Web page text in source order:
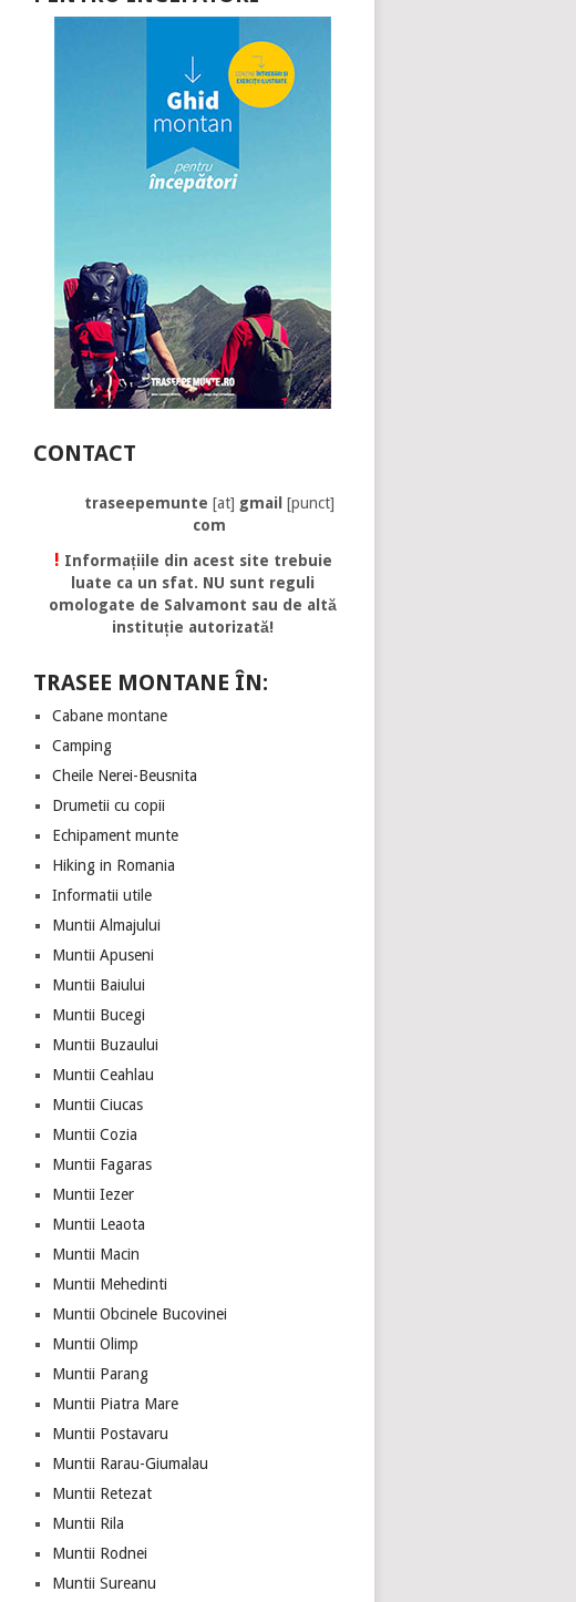
CONTACT
traseepemunte [at] gmail [punct]
com
! Informațiile din acest site trebuie
luate ca un sfat. NU sunt reguli
omologate de Salvamont sau de altă
instituție autorizată!
TRASEE MONTANE ÎN:
Cabane montane
Camping
Cheile Nerei-Beusnita
Drumetii cu copii
Echipament munte
Hiking in Romania
Informatii utile
Muntii Almajului
Muntii Apuseni
Muntii Baiului
Muntii Bucegi
Muntii Buzaului
Muntii Ceahlau
Muntii Ciucas
Muntii Cozia
Muntii Fagaras
Muntii Iezer
Muntii Leaota
Muntii Macin
Muntii Mehedinti
Muntii Obcinele Bucovinei
Muntii Olimp
Muntii Parang
Muntii Piatra Mare
Muntii Postavaru
Muntii Rarau-Giumalau
Muntii Retezat
Muntii Rila
Muntii Rodnei
Muntii Sureanu